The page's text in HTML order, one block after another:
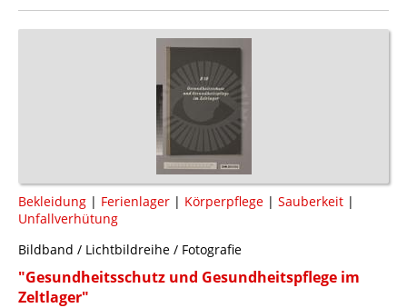
Bekleidung | Ferienlager | Körperpflege | Sauberkeit |
Unfallverhütung
Bildband / Lichtbildreihe / Fotografie
"Gesundheitsschutz und Gesundheitspflege im
Zeltlager"